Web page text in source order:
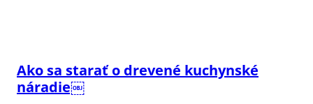
Ako sa starať o drevené kuchynské
náradie￼